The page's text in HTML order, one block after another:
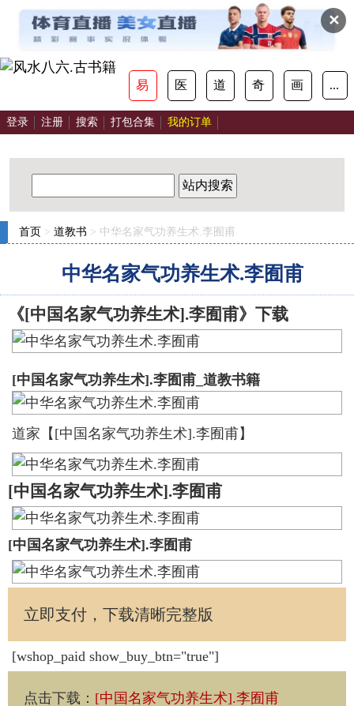
✕
易 医 道 奇 画 ...
登录 注册 搜索 打包合集 我的订单
站内搜索
首页 > 道教书 > 中华名家气功养生术.李囿甫
中华名家气功养生术.李囿甫
《[中国名家气功养生术].李囿甫》下载
[中国名家气功养生术].李囿甫_道教书籍
道家【[中国名家气功养生术].李囿甫】
[中国名家气功养生术].李囿甫
[中国名家气功养生术].李囿甫
立即支付，下载清晰完整版
[wshop_paid show_buy_btn="true"]
点击下载 ： [中国名家气功养生术].李囿甫